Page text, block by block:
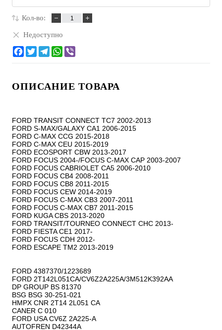
Кол-во:
Недоступно
ОПИСАНИЕ ТОВАРА
FORD TRANSIT CONNECT TC7 2002-2013
FORD S-MAX/GALAXY CA1 2006-2015
FORD C-MAX CCG 2015-2018
FORD C-MAX CEU 2015-2019
FORD ECOSPORT CBW 2013-2017
FORD FOCUS 2004-/FOCUS C-MAX CAP 2003-2007
FORD FOCUS CABRIOLET CA5 2006-2010
FORD FOCUS CB4 2008-2011
FORD FOCUS CB8 2011-2015
FORD FOCUS CEW 2014-2019
FORD FOCUS C-MAX CB3 2007-2011
FORD FOCUS C-MAX CB7 2011-2015
FORD KUGA CBS 2013-2020
FORD TRANSIT/TOURNEO CONNECT CHC 2013-
FORD FIESTA CE1 2017-
FORD FOCUS CDH 2012-
FORD ESCAPE TM2 2013-2019
FORD 4387370/1223689
FORD 2T142L051CA/CV6Z2A225A/3M512K392AA
DP GROUP BS 81370
BSG BSG 30-251-021
HMPX CNR 2T14 2L051 CA
CANER C 010
FORD USA CV6Z 2A225-A
AUTOFREN D42344A